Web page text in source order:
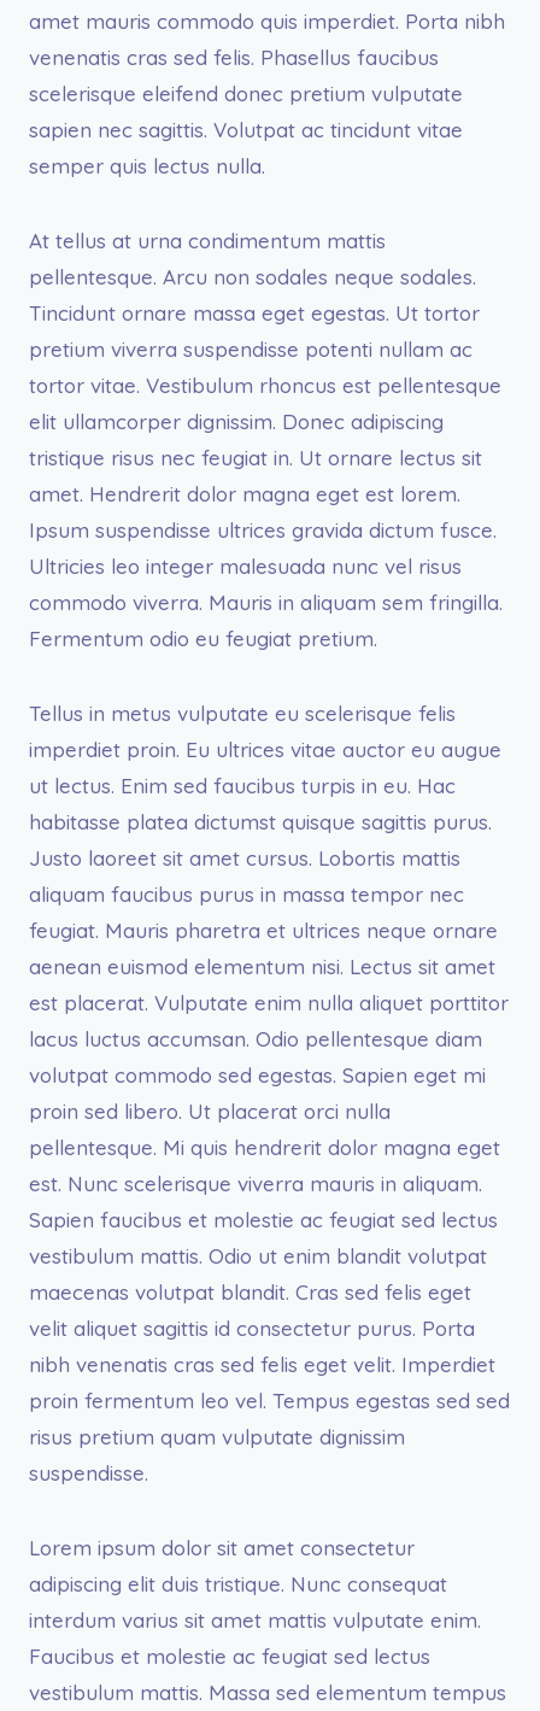
amet mauris commodo quis imperdiet. Porta nibh
venenatis cras sed felis. Phasellus faucibus
scelerisque eleifend donec pretium vulputate
sapien nec sagittis. Volutpat ac tincidunt vitae
semper quis lectus nulla.
At tellus at urna condimentum mattis
pellentesque. Arcu non sodales neque sodales.
Tincidunt ornare massa eget egestas. Ut tortor
pretium viverra suspendisse potenti nullam ac
tortor vitae. Vestibulum rhoncus est pellentesque
elit ullamcorper dignissim. Donec adipiscing
tristique risus nec feugiat in. Ut ornare lectus sit
amet. Hendrerit dolor magna eget est lorem.
Ipsum suspendisse ultrices gravida dictum fusce.
Ultricies leo integer malesuada nunc vel risus
commodo viverra. Mauris in aliquam sem fringilla.
Fermentum odio eu feugiat pretium.
Tellus in metus vulputate eu scelerisque felis
imperdiet proin. Eu ultrices vitae auctor eu augue
ut lectus. Enim sed faucibus turpis in eu. Hac
habitasse platea dictumst quisque sagittis purus.
Justo laoreet sit amet cursus. Lobortis mattis
aliquam faucibus purus in massa tempor nec
feugiat. Mauris pharetra et ultrices neque ornare
aenean euismod elementum nisi. Lectus sit amet
est placerat. Vulputate enim nulla aliquet porttitor
lacus luctus accumsan. Odio pellentesque diam
volutpat commodo sed egestas. Sapien eget mi
proin sed libero. Ut placerat orci nulla
pellentesque. Mi quis hendrerit dolor magna eget
est. Nunc scelerisque viverra mauris in aliquam.
Sapien faucibus et molestie ac feugiat sed lectus
vestibulum mattis. Odio ut enim blandit volutpat
maecenas volutpat blandit. Cras sed felis eget
velit aliquet sagittis id consectetur purus. Porta
nibh venenatis cras sed felis eget velit. Imperdiet
proin fermentum leo vel. Tempus egestas sed sed
risus pretium quam vulputate dignissim
suspendisse.
Lorem ipsum dolor sit amet consectetur
adipiscing elit duis tristique. Nunc consequat
interdum varius sit amet mattis vulputate enim.
Faucibus et molestie ac feugiat sed lectus
vestibulum mattis. Massa sed elementum tempus